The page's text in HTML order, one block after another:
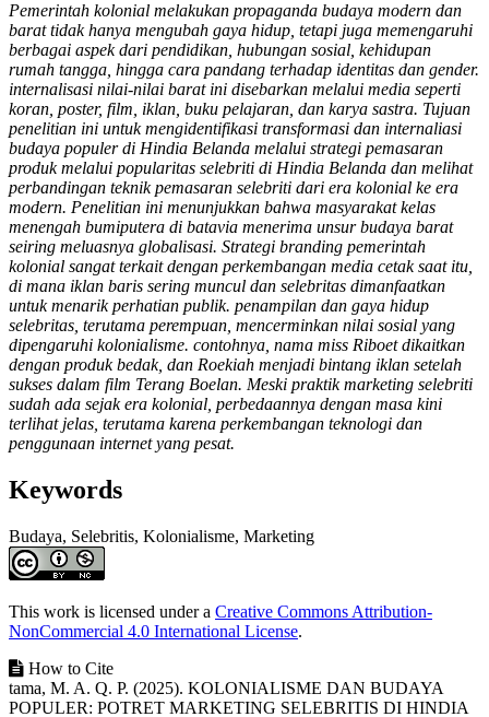
Pemerintah kolonial melakukan propaganda budaya modern dan
barat tidak hanya mengubah gaya hidup, tetapi juga memengaruhi
berbagai aspek dari pendidikan, hubungan sosial, kehidupan
rumah tangga, hingga cara pandang terhadap identitas dan gender.
internalisasi nilai-nilai barat ini disebarkan melalui media seperti
koran, poster, film, iklan, buku pelajaran, dan karya sastra. Tujuan
penelitian ini untuk mengidentifikasi transformasi dan internaliasi
budaya populer di Hindia Belanda melalui strategi pemasaran
produk melalui popularitas selebriti di Hindia Belanda dan melihat
perbandingan teknik pemasaran selebriti dari era kolonial ke era
modern. Penelitian ini menunjukkan bahwa masyarakat kelas
menengah bumiputera di batavia menerima unsur budaya barat
seiring meluasnya globalisasi. Strategi branding pemerintah
kolonial sangat terkait dengan perkembangan media cetak saat itu,
di mana iklan baris sering muncul dan selebritas dimanfaatkan
untuk menarik perhatian publik. penampilan dan gaya hidup
selebritas, terutama perempuan, mencerminkan nilai sosial yang
dipengaruhi kolonialisme. contohnya, nama miss Riboet dikaitkan
dengan produk bedak, dan Roekiah menjadi bintang iklan setelah
sukses dalam film Terang Boelan. Meski praktik marketing selebriti
sudah ada sejak era kolonial, perbedaannya dengan masa kini
terlihat jelas, terutama karena perkembangan teknologi dan
penggunaan internet yang pesat.
Keywords
Budaya, Selebritis, Kolonialisme, Marketing
This work is licensed under a Creative Commons Attribution-
NonCommercial 4.0 International License.
How to Cite
tama, M. A. Q. P. (2025). KOLONIALISME DAN BUDAYA
POPULER: POTRET MARKETING SELEBRITIS DI HINDIA